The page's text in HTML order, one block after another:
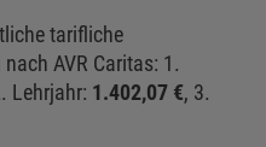
tarifliche
AVR Caritas: 1.
Lehrjahr: 1.402,07 €, 3.